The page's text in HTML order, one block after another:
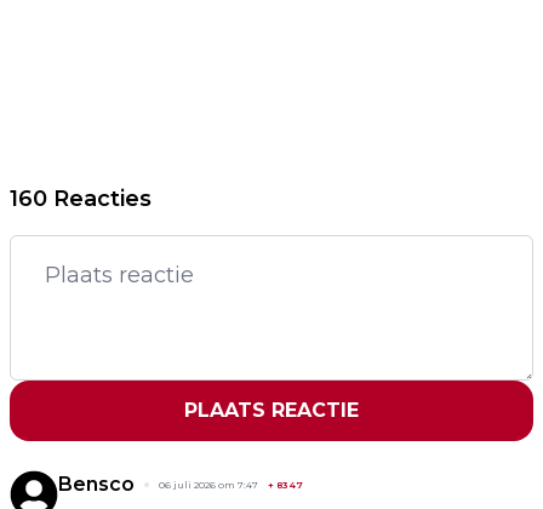
160 Reacties
PLAATS REACTIE
Bensco 06 juli 2026 om 7:47 + 8347